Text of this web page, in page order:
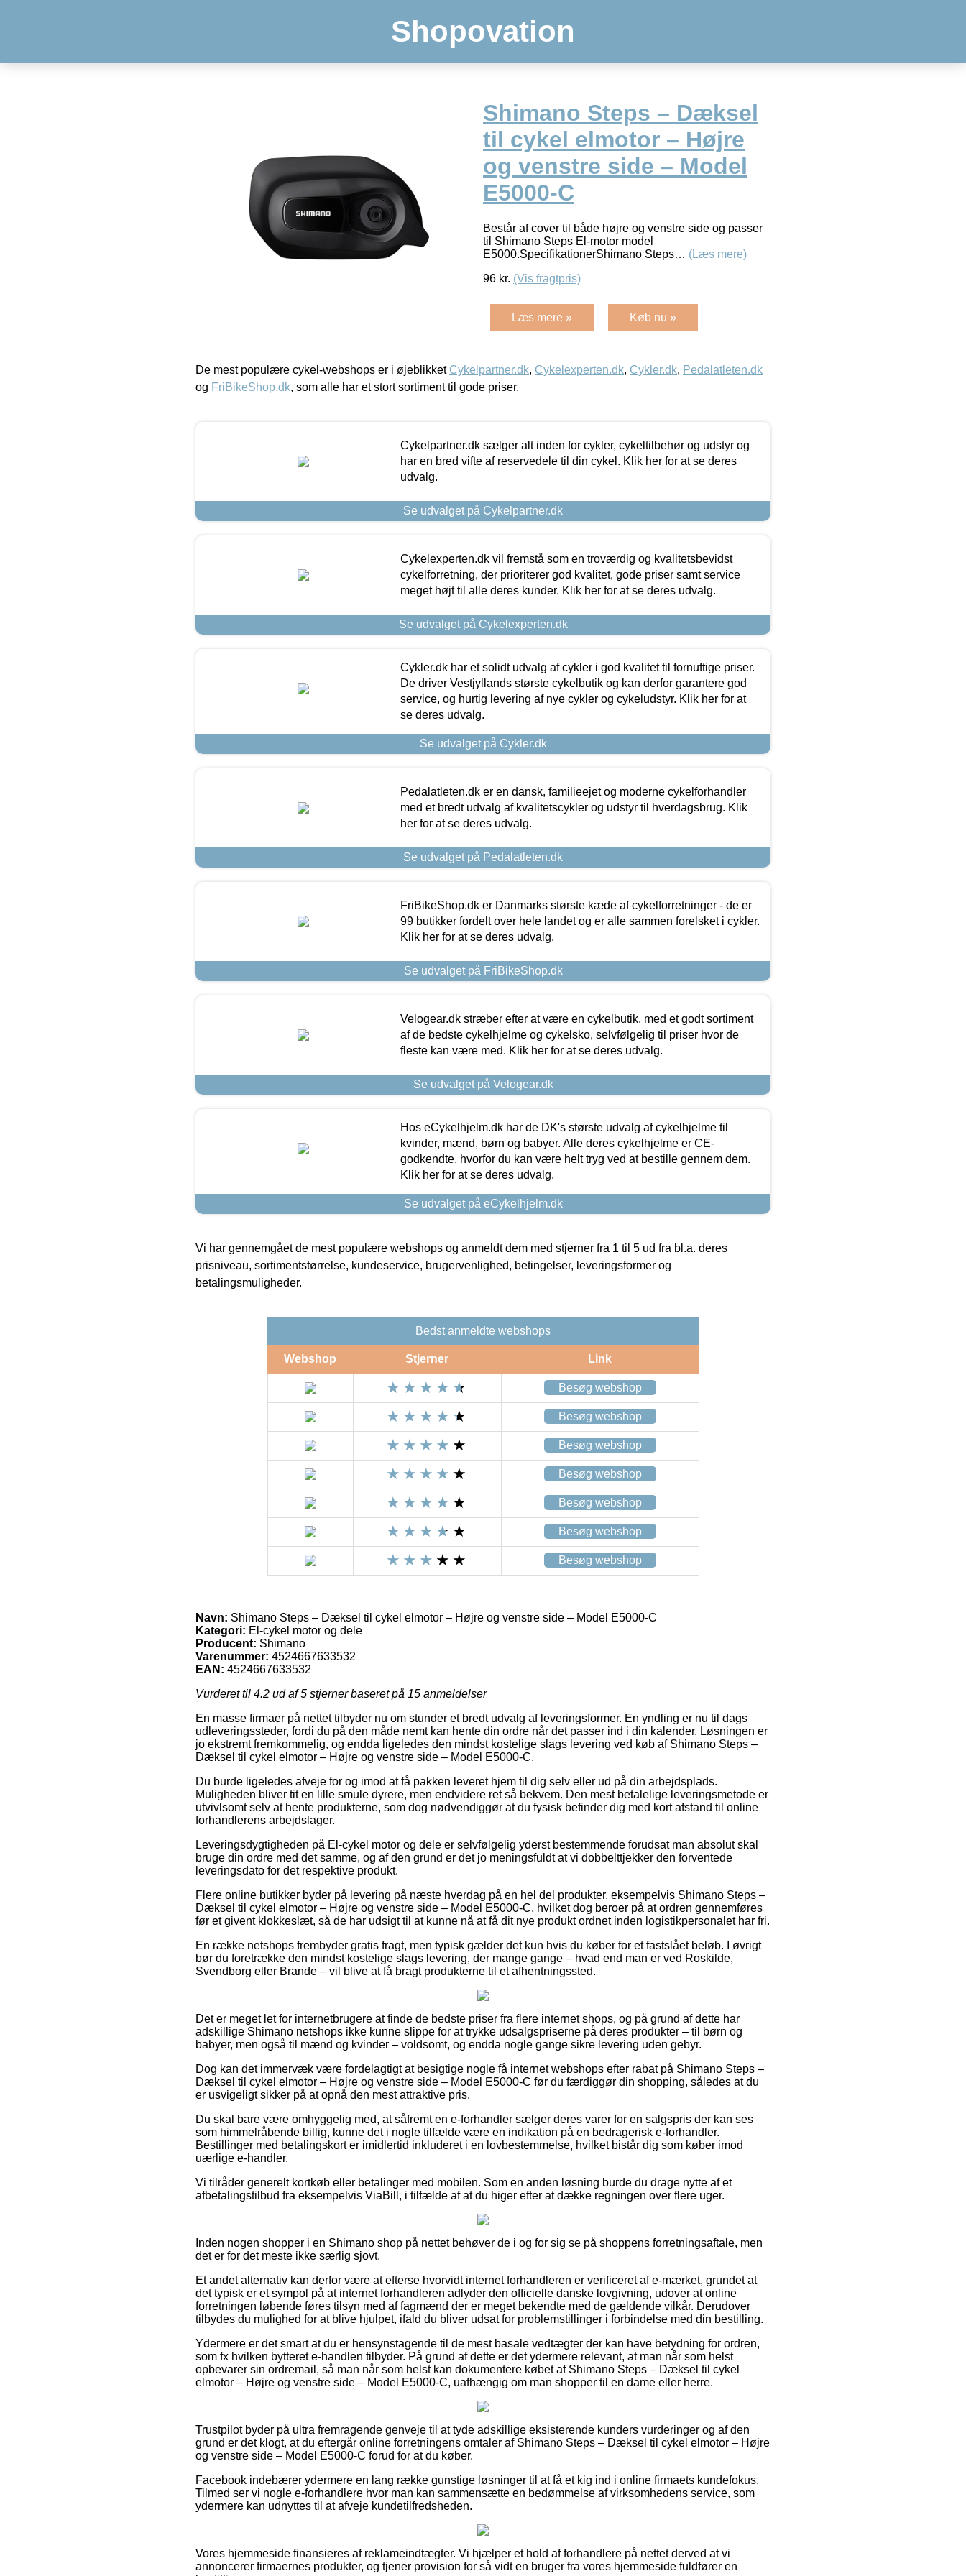
Shopovation
Shimano Steps – Dæksel
til cykel elmotor – Højre
og venstre side – Model
E5000-C
Består af cover til både højre og venstre side og passer
til Shimano Steps El-motor model
E5000.SpecifikationerShimano Steps… (Læs mere)
96 kr. (Vis fragtpris)
Læs mere » Køb nu »
De mest populære cykel-webshops er i øjeblikket Cykelpartner.dk, Cykelexperten.dk, Cykler.dk, Pedalatleten.dk
og FriBikeShop.dk, som alle har et stort sortiment til gode priser.
Cykelpartner.dk sælger alt inden for cykler, cykeltilbehør og udstyr og
har en bred vifte af reservedele til din cykel. Klik her for at se deres
udvalg.
Se udvalget på Cykelpartner.dk
Cykelexperten.dk vil fremstå som en troværdig og kvalitetsbevidst
cykelforretning, der prioriterer god kvalitet, gode priser samt service
meget højt til alle deres kunder. Klik her for at se deres udvalg.
Se udvalget på Cykelexperten.dk
Cykler.dk har et solidt udvalg af cykler i god kvalitet til fornuftige priser.
De driver Vestjyllands største cykelbutik og kan derfor garantere god
service, og hurtig levering af nye cykler og cykeludstyr. Klik her for at
se deres udvalg.
Se udvalget på Cykler.dk
Pedalatleten.dk er en dansk, familieejet og moderne cykelforhandler
med et bredt udvalg af kvalitetscykler og udstyr til hverdagsbrug. Klik
her for at se deres udvalg.
Se udvalget på Pedalatleten.dk
FriBikeShop.dk er Danmarks største kæde af cykelforretninger - de er
99 butikker fordelt over hele landet og er alle sammen forelsket i cykler.
Klik her for at se deres udvalg.
Se udvalget på FriBikeShop.dk
Velogear.dk stræber efter at være en cykelbutik, med et godt sortiment
af de bedste cykelhjelme og cykelsko, selvfølgelig til priser hvor de
fleste kan være med. Klik her for at se deres udvalg.
Se udvalget på Velogear.dk
Hos eCykelhjelm.dk har de DK's største udvalg af cykelhjelme til
kvinder, mænd, børn og babyer. Alle deres cykelhjelme er CE-
godkendte, hvorfor du kan være helt tryg ved at bestille gennem dem.
Klik her for at se deres udvalg.
Se udvalget på eCykelhjelm.dk
Vi har gennemgået de mest populære webshops og anmeldt dem med stjerner fra 1 til 5 ud fra bl.a. deres
prisniveau, sortimentstørrelse, kundeservice, brugervenlighed, betingelser, leveringsformer og
betalingsmuligheder.
Bedst anmeldte webshops
Webshop Stjerner Link
Besøg webshop
Besøg webshop
Besøg webshop
Besøg webshop
Besøg webshop
Besøg webshop
Besøg webshop
Navn: Shimano Steps – Dæksel til cykel elmotor – Højre og venstre side – Model E5000-C
Kategori: El-cykel motor og dele
Producent: Shimano
Varenummer: 4524667633532
EAN: 4524667633532
Vurderet til 4.2 ud af 5 stjerner baseret på 15 anmeldelser
En masse firmaer på nettet tilbyder nu om stunder et bredt udvalg af leveringsformer. En yndling er nu til dags
udleveringssteder, fordi du på den måde nemt kan hente din ordre når det passer ind i din kalender. Løsningen er
jo ekstremt fremkommelig, og endda ligeledes den mindst kostelige slags levering ved køb af Shimano Steps –
Dæksel til cykel elmotor – Højre og venstre side – Model E5000-C.
Du burde ligeledes afveje for og imod at få pakken leveret hjem til dig selv eller ud på din arbejdsplads.
Muligheden bliver tit en lille smule dyrere, men endvidere ret så bekvem. Den mest betalelige leveringsmetode er
utvivlsomt selv at hente produkterne, som dog nødvendiggør at du fysisk befinder dig med kort afstand til online
forhandlerens arbejdslager.
Leveringsdygtigheden på El-cykel motor og dele er selvfølgelig yderst bestemmende forudsat man absolut skal
bruge din ordre med det samme, og af den grund er det jo meningsfuldt at vi dobbelttjekker den forventede
leveringsdato for det respektive produkt.
Flere online butikker byder på levering på næste hverdag på en hel del produkter, eksempelvis Shimano Steps –
Dæksel til cykel elmotor – Højre og venstre side – Model E5000-C, hvilket dog beroer på at ordren gennemføres
før et givent klokkeslæt, så de har udsigt til at kunne nå at få dit nye produkt ordnet inden logistikpersonalet har fri.
En række netshops frembyder gratis fragt, men typisk gælder det kun hvis du køber for et fastslået beløb. I øvrigt
bør du foretrække den mindst kostelige slags levering, der mange gange – hvad end man er ved Roskilde,
Svendborg eller Brande – vil blive at få bragt produkterne til et afhentningssted.
Det er meget let for internetbrugere at finde de bedste priser fra flere internet shops, og på grund af dette har
adskillige Shimano netshops ikke kunne slippe for at trykke udsalgspriserne på deres produkter – til børn og
babyer, men også til mænd og kvinder – voldsomt, og endda nogle gange sikre levering uden gebyr.
Dog kan det immervæk være fordelagtigt at besigtige nogle få internet webshops efter rabat på Shimano Steps –
Dæksel til cykel elmotor – Højre og venstre side – Model E5000-C før du færdiggør din shopping, således at du
er usvigeligt sikker på at opnå den mest attraktive pris.
Du skal bare være omhyggelig med, at såfremt en e-forhandler sælger deres varer for en salgspris der kan ses
som himmelråbende billig, kunne det i nogle tilfælde være en indikation på en bedragerisk e-forhandler.
Bestillinger med betalingskort er imidlertid inkluderet i en lovbestemmelse, hvilket bistår dig som køber imod
uærlige e-handler.
Vi tilråder generelt kortkøb eller betalinger med mobilen. Som en anden løsning burde du drage nytte af et
afbetalingstilbud fra eksempelvis ViaBill, i tilfælde af at du higer efter at dække regningen over flere uger.
Inden nogen shopper i en Shimano shop på nettet behøver de i og for sig se på shoppens forretningsaftale, men
det er for det meste ikke særlig sjovt.
Et andet alternativ kan derfor være at efterse hvorvidt internet forhandleren er verificeret af e-mærket, grundet at
det typisk er et sympol på at internet forhandleren adlyder den officielle danske lovgivning, udover at online
forretningen løbende føres tilsyn med af fagmænd der er meget bekendte med de gældende vilkår. Derudover
tilbydes du mulighed for at blive hjulpet, ifald du bliver udsat for problemstillinger i forbindelse med din bestilling.
Ydermere er det smart at du er hensynstagende til de mest basale vedtægter der kan have betydning for ordren,
som fx hvilken bytteret e-handlen tilbyder. På grund af dette er det ydermere relevant, at man når som helst
opbevarer sin ordremail, så man når som helst kan dokumentere købet af Shimano Steps – Dæksel til cykel
elmotor – Højre og venstre side – Model E5000-C, uafhængig om man shopper til en dame eller herre.
Trustpilot byder på ultra fremragende genveje til at tyde adskillige eksisterende kunders vurderinger og af den
grund er det klogt, at du eftergår online forretningens omtaler af Shimano Steps – Dæksel til cykel elmotor – Højre
og venstre side – Model E5000-C forud for at du køber.
Facebook indebærer ydermere en lang række gunstige løsninger til at få et kig ind i online firmaets kundefokus.
Tilmed ser vi nogle e-forhandlere hvor man kan sammensætte en bedømmelse af virksomhedens service, som
ydermere kan udnyttes til at afveje kundetilfredsheden.
Vores hjemmeside finansieres af reklameindtægter. Vi hjælper et hold af forhandlere på nettet derved at vi
annoncerer firmaernes produkter, og tjener provision for så vidt en bruger fra vores hjemmeside fuldfører en